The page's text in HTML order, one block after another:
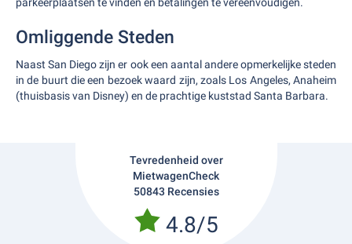
Omliggende Steden
Naast San Diego zijn er ook een aantal andere opmerkelijke steden
in de buurt die een bezoek waard zijn, zoals Los Angeles, Anaheim
(thuisbasis van Disney) en de prachtige kuststad Santa Barbara.
Tevredenheid over
MietwagenCheck
50843 Recensies
4.8/5